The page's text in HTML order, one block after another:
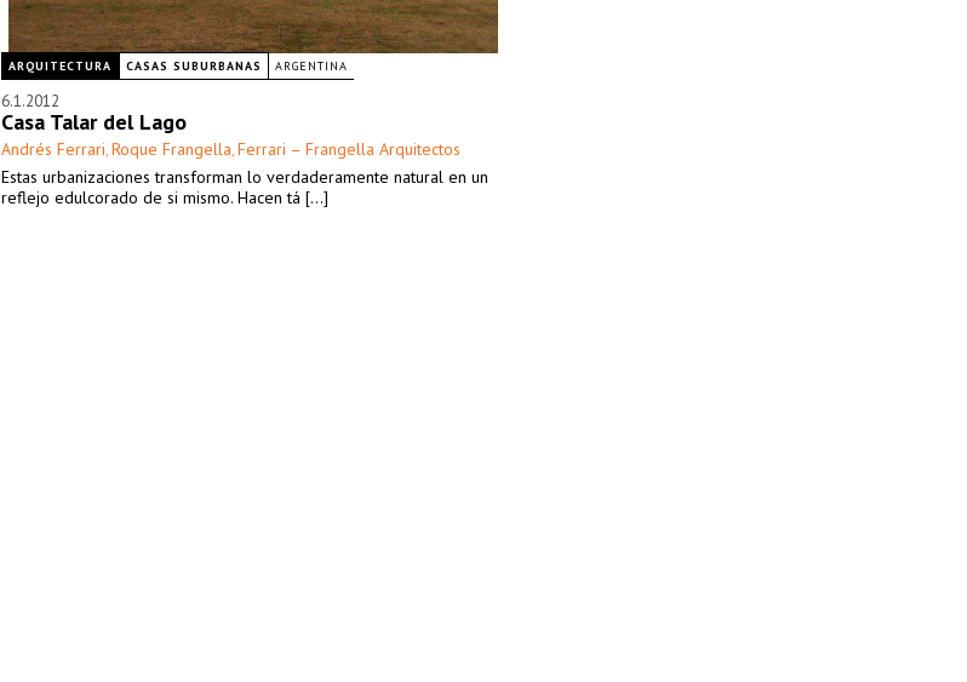
ARQUITECTURA CASAS SUBURBANAS ARGENTINA
6.1.2012
Casa Talar del Lago
Andrés Ferrari, Roque Frangella, Ferrari – Frangella Arquitectos
Estas urbanizaciones transforman lo verdaderamente natural en un
reflejo edulcorado de si mismo. Hacen tá [...]